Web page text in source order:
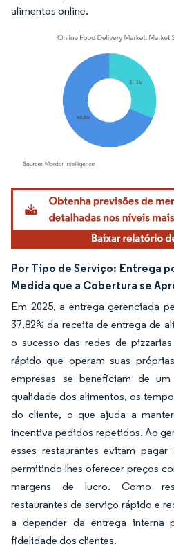
alimentos online.
Imagem © Mordor Intelligence. O reuso
Por Tipo de Serviço: Entrega
Medida que a Cobertura se
Em 2025, a entrega gerenciada
37,82% da receita de entrega de
o sucesso das redes de
rápido que operam suas
empresas se beneficiam de
qualidade dos alimentos, os
do cliente, o que ajuda a
incentiva pedidos repetidos. Ao
esses restaurantes evitam
permitindo-lhes oferecer preços
margens de lucro. Como
restaurantes de serviço rápido e
a depender da entrega interna
fidelidade dos clientes.